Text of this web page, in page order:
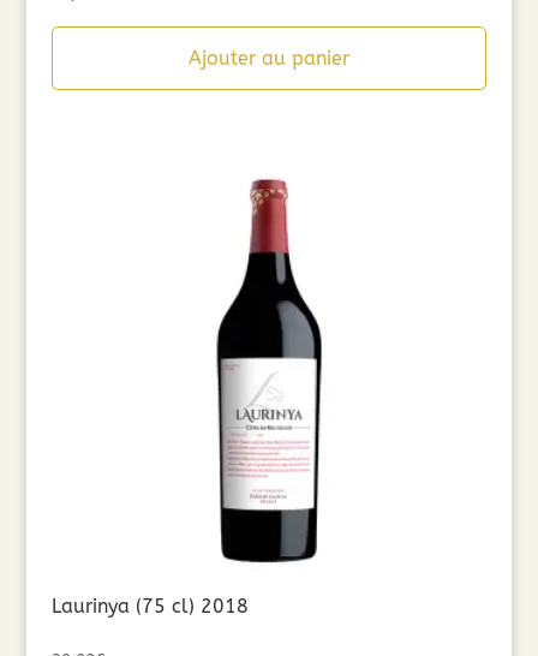
Ajouter au panier
Laurinya (75 cl) 2018